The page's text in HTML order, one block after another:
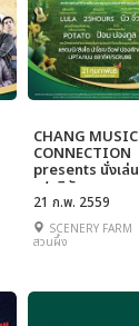
CHANG MUSIC
CONNECTION
presents นั่งเล่น
เฟสติวัล
21 ก.พ. 2559
SCENERY FARM
สวนผึ้ง